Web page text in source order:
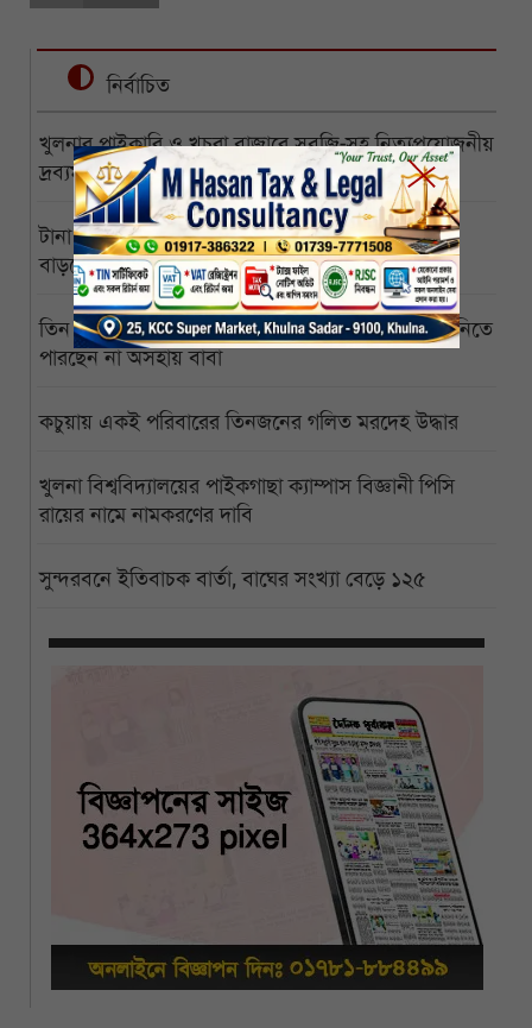
নির্বাচিত
খুলনার পাইকারি ও খুচরা বাজারে সবজি-সহ নিত্যপ্রয়োজনীয়
দ্রব্যমূল্যের ঊর্ধ্বগতি, চরম বিপাকে সাধারণ মানুষ
টানা বর্ষায় রামপালে ডুবেছে আড়াইশ হেক্টর সবজিক্ষেত
বাড়ছে দাম-কমেছে সরবরাহ
তিন মাস পেরোল জোড়ালাগা যমজের, অর্থাভাবে ঢাকায় নিতে
পারছেন না অসহায় বাবা
কচুয়ায় একই পরিবারের তিনজনের গলিত মরদেহ উদ্ধার
খুলনা বিশ্ববিদ্যালয়ের পাইকগাছা ক্যাম্পাস বিজ্ঞানী পিসি
রায়ের নামে নামকরণের দাবি
সুন্দরবনে ইতিবাচক বার্তা, বাঘের সংখ্যা বেড়ে ১২৫